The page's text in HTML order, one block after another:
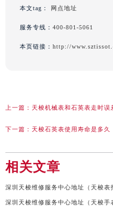
本文tag： 网点地址
服务专线： 400-801-5061
本页链接： http://
上一篇： 天梭机械表和石英表走时误
下一篇： 天梭石英表使用寿命是多久
相关文章